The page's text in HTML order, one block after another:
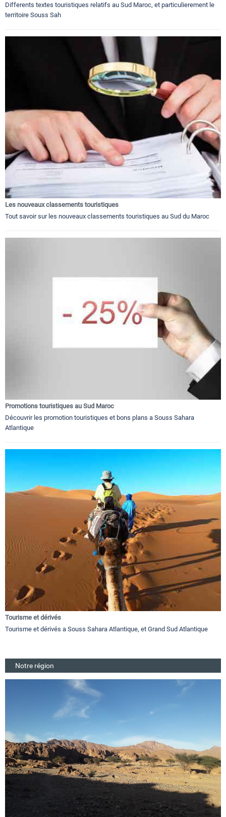
Differents textes touristiques relatifs au Sud Maroc, et particulierement le
territoire Souss Sah
Les nouveaux classements touristiques
Tout savoir sur les nouveaux classements touristiques au Sud du Maroc
Promotions touristiques au Sud Maroc
Découvrir les promotion touristiques et bons plans a Souss Sahara
Atlantique
Tourisme et dérivés
Tourisme et dérivés a Souss Sahara Atlantique, et Grand Sud Atlantique
Notre région